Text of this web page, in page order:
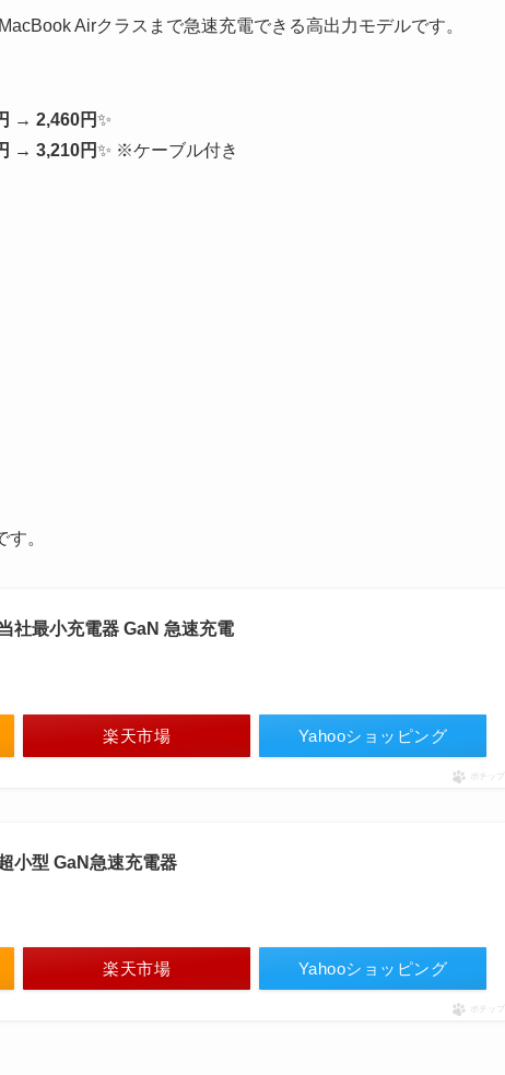
Airクラスまで急速充電できる高出力モデルです。
→ 2,460円✨
→ 3,210円✨ ※ケーブル付き
。
社最小充電器 GaN 急速充電
楽天市場 Yahooショッピング
ポチップ
小型 GaN急速充電器
楽天市場 Yahooショッピング
ポチップ